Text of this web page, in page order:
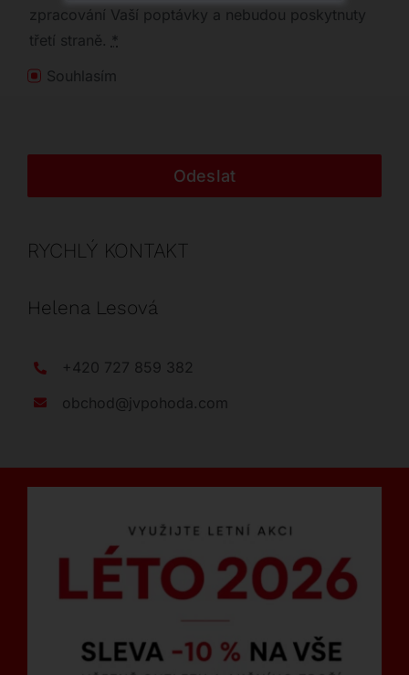
zpracování Vaší poptávky a nebudou poskytnuty
třetí straně. *
Souhlasím
Odeslat
RYCHLÝ KONTAKT
Helena Lesová
+420 727 859 382
obchod@jvpohoda.com